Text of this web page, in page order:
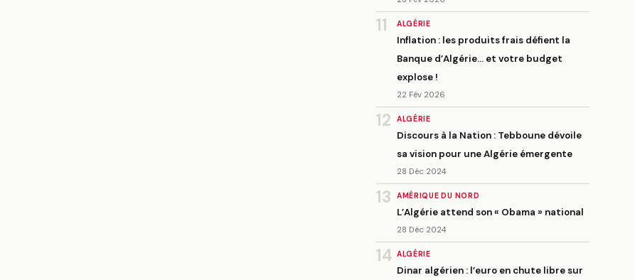
11 ALGÉRIE
Inflation : les produits frais défient la
Banque d’Algérie… et votre budget
explose !
22 Fév 2026
12 ALGÉRIE
Discours à la Nation : Tebboune dévoile
sa vision pour une Algérie émergente
28 Déc 2024
13 AMÉRIQUE DU NORD
L’Algérie attend son « Obama » national
28 Déc 2024
14 ALGÉRIE
Dinar algérien : l’euro en chute libre sur